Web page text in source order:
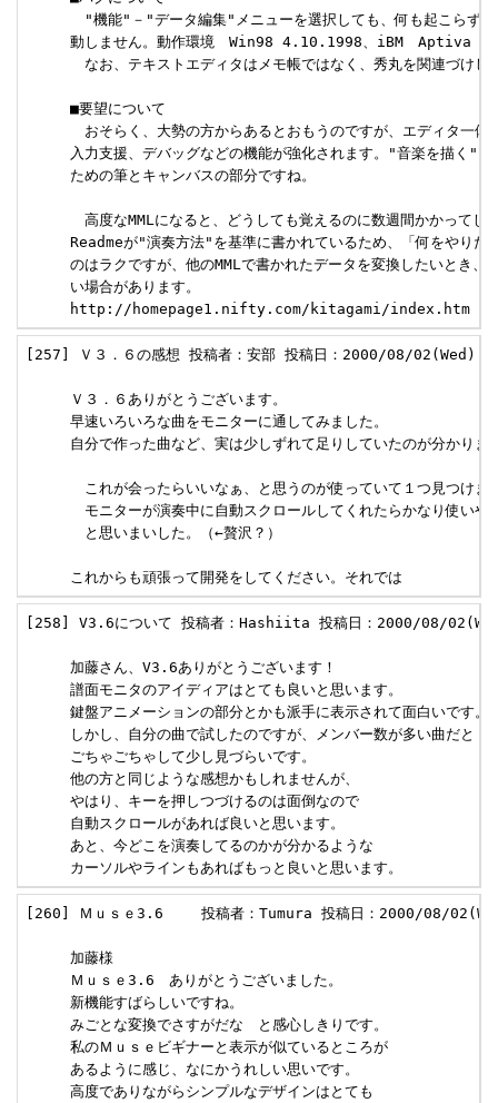
　"機能"－"データ編集"メニューを選択しても、何も起こらず、
動しません。動作環境　Win98 4.10.1998、iBM　Aptiva
　なお、テキストエディタはメモ帳ではなく、秀丸を関連づけし
     ■要望について
　おそらく、大勢の方からあるとおもうのですが、エディタ一体
     入力支援、デバッグなどの機能が強化されます。"音楽を描く"
     ための筆とキャンバスの部分ですね。
　高度なMMLになると、どうしても覚えるのに数週間かかってし
Readmeが"演奏方法"を基準に書かれているため、「何をやりた
のはラクですが、他のMMLで書かれたデータを変換したいとき、
     い場合があります。
     http://homepage1.nifty.com/kitagami/index.htm
[257] Ｖ３．６の感想 投稿者：安部 投稿日：2000/08/02(Wed)
     Ｖ３．６ありがとうございます。
     早速いろいろな曲をモニターに通してみました。
自分で作った曲など、実は少しずれて足りしていたのが分かりま
　これが会ったらいいなぁ、と思うのが使っていて１つ見つけま
　モニターが演奏中に自動スクロールしてくれたらかなり使いや
     　と思いまいした。（←贅沢？）
     これからも頑張って開発をしてください。それでは
[258] V3.6について 投稿者：Hashiita 投稿日：2000/08/
     加藤さん、V3.6ありがとうございます！
     譜面モニタのアイディアはとても良いと思います。
     鍵盤アニメーションの部分とかも派手に表示されて面白いです。
     しかし、自分の曲で試したのですが、メンバー数が多い曲だと
     ごちゃごちゃして少し見づらいです。
     他の方と同じような感想かもしれませんが、
     やはり、キーを押しつづけるのは面倒なので
     自動スクロールがあれば良いと思います。
     あと、今どこを演奏してるのかが分かるような
     カーソルやラインもあればもっと良いと思います。
[260] Ｍｕｓｅ3.6　　 投稿者：Tumura 投稿日：2000/08/
     加藤様
     Ｍｕｓｅ3.6　ありがとうございました。
     新機能すばらしいですね。
     みごとな変換でさすがだな　と感心しきりです。
     私のＭｕｓｅビギナーと表示が似ているところが
     あるように感じ、なにかうれしい思いです。
     高度でありながらシンプルなデザインはとても